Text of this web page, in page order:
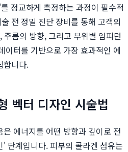
정교하게 측정하는 과정이 필수적
전 정밀 진단 장비를 통해 고객의
름의 방향, 그리고 부위별 임피던
이터를 기반으로 가장 효과적인 에
합니다.
벡터 디자인 시술법
에너지를 어떤 방향과 깊이로 전
단계입니다. 피부의 콜라겐 섬유는